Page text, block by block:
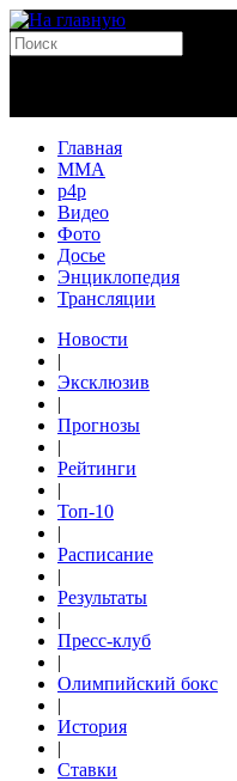
Главная
MMA
p4p
Видео
Фото
Досье
Энциклопедия
Трансляции
Новости
|
Эксклюзив
|
Прогнозы
|
Рейтинги
|
Топ-10
|
Расписание
|
Результаты
|
Пресс-клуб
|
Олимпийский бокс
|
История
|
Ставки